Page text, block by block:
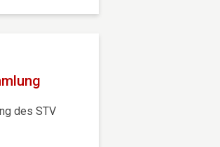
des STV